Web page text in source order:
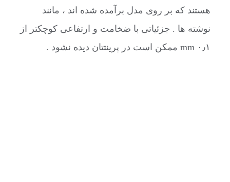
هستند که بر روی مدل برآمده شده اند ، مانند
نوشته ها . جزئیاتی با ضخامت و ارتفاعی کوچکتر از
۰٫۱ mm ممکن است در پرینتتان دیده نشود .